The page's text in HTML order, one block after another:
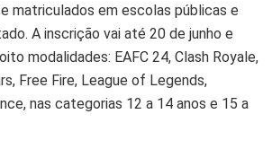
matriculados em escolas públicas e
A inscrição vai até 20 de junho e
modalidades: EAFC 24, Clash Royale,
Free Fire, League of Legends,
nas categorias 12 a 14 anos e 15 a